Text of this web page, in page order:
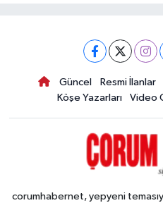
Güncel Resmi İlanlar
Köşe Yazarları
Video
corumhabernet, yepyeni